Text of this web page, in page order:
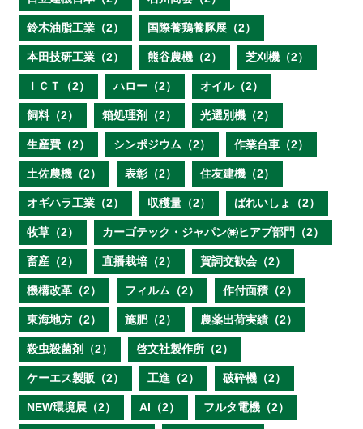
鈴木油脂工業（2） 国際養鶏養豚展（2）
本田技研工業（2） 熊谷農機（2） 芝刈機（2）
ＩＣＴ（2） ハロー（2） オイル（2）
飼料（2） 箱処理剤（2） 光選別機（2）
生産費（2） シンポジウム（2） 作業台車（2）
土佐農機（2） 表彰（2） 住友建機（2）
オギハラ工業（2） 収穫量（2） ばれいしょ（2）
牧草（2） カーゴテック・ジャパン㈱ヒアブ部門（2）
畜産（2） 直播栽培（2） 賀詞交歓会（2）
機構改革（2） フィルム（2） 作付面積（2）
東海地方（2） 施肥（2） 農薬出荷実績（2）
殺虫殺菌剤（2） 啓文社製作所（2）
ケーエス製販（2） 工進（2） 破砕機（2）
NEW環境展（2） AI（2） フルタ電機（2）